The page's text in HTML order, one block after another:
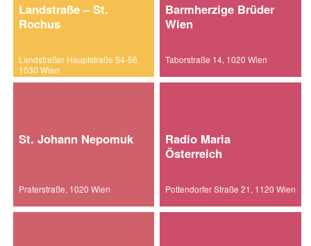
Landstraße – St.
Rochus
Landstraßer Hauptstraße 54-56,
1030 Wien
Barmherzige Brüder
Wien
Taborstraße 14, 1020 Wien
St. Johann Nepomuk
Praterstraße, 1020 Wien
Radio Maria
Österreich
Pottendorfer Straße 21, 1120 Wien